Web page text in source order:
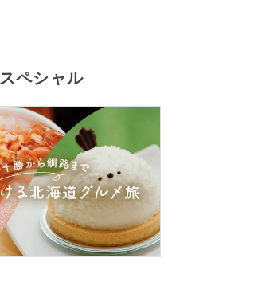
スペシャル